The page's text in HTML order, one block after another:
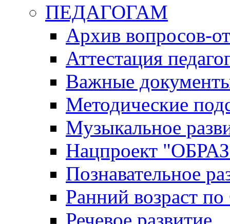
ПЕДАГОГАМ
Архив вопросов-
Аттестация
Важные
Методические
Музыкальное
Нацпроект
Познавательное
Ранний возраст
Речевое развитие